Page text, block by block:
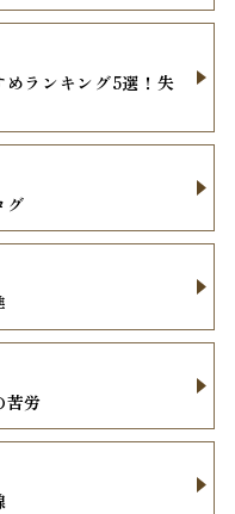
ランキング5選！失
グ
苦労